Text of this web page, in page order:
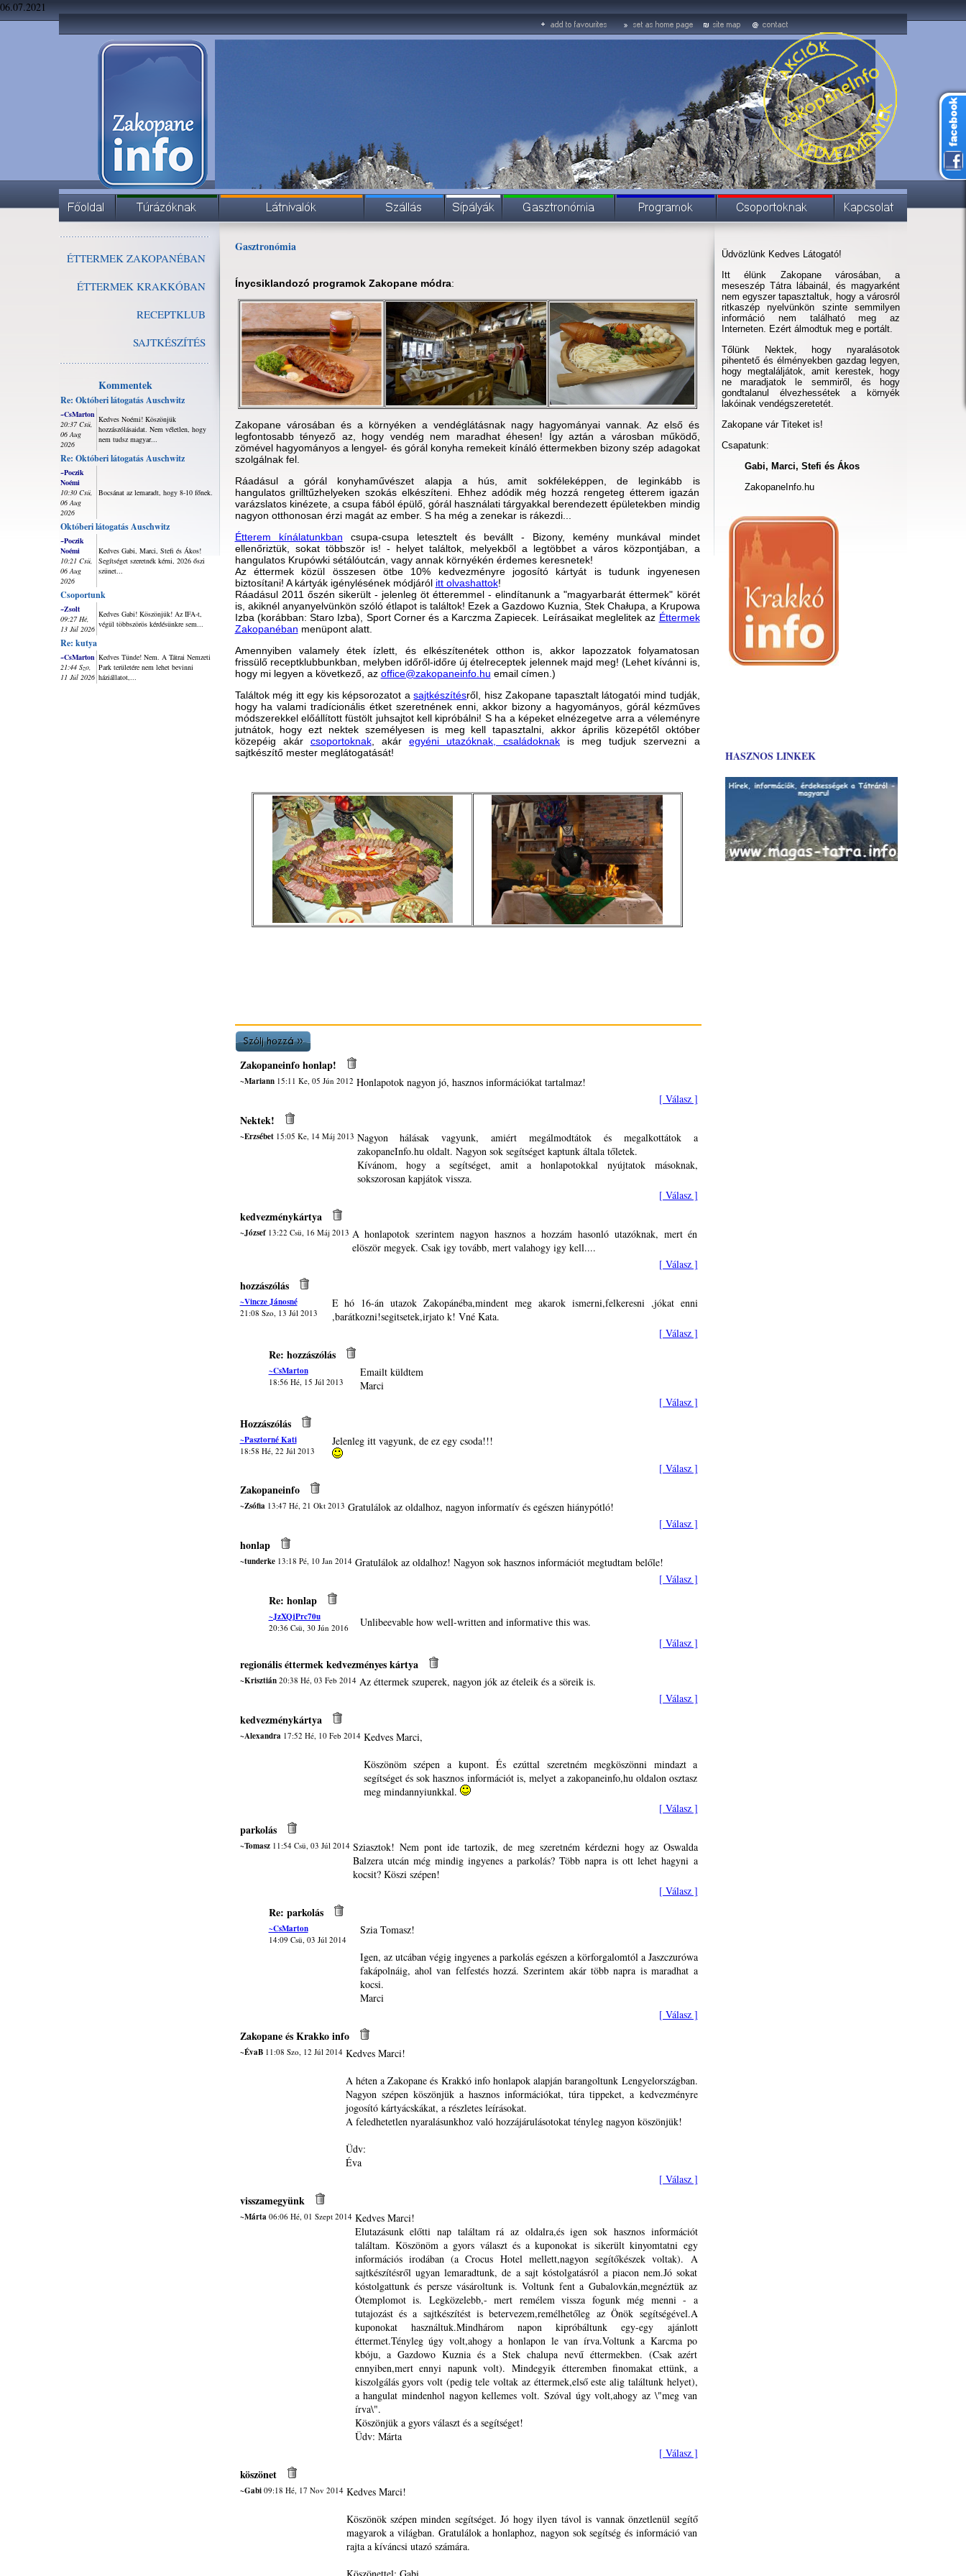
06.07.2021
ÉTTERMEK ZAKOPANÉBAN
ÉTTERMEK KRAKKÓBAN
RECEPTKLUB
SAJTKÉSZÍTÉS
Kommentek
Re: Októberi látogatás Auschwitz
~CsMarton
20:37 Csü,
06 Aug
2026
Kedves Noémi! Köszönjük
hozzászólásaidat. Nem véletlen, hogy
nem tudsz magyar...
Re: Októberi látogatás Auschwitz
~Poczik
Noémi
10:30 Csü,
06 Aug
2026
Bocsánat az lemaradt, hogy 8-10 főnek.
Októberi látogatás Auschwitz
~Poczik
Noémi
10:21 Csü,
06 Aug
2026
Kedves Gabi, Marci, Stefi és Ákos!
Segítséget szeretnék kérni, 2026 őszi
szünet...
Csoportunk
~Zsolt
09:27 Hé,
13 Júl 2026
Kedves Gabi! Köszönjük! Az IFA-t,
végül többszörös kérdésünkre sem...
Re: kutya
~CsMarton
21:44 Szo,
11 Júl 2026
Kedves Tünde! Nem. A Tátrai Nemzeti
Park területére nem lehet bevinni
háziállatot,...
Gasztronómia
Ínycsiklandozó programok Zakopane módra:
Zakopane városában és a környéken a vendéglátásnak nagy hagyományai vannak. Az első és
legfontosabb tényező az, hogy vendég nem maradhat éhesen! Így aztán a városban működő,
zömével hagyományos a lengyel- és górál konyha remekeit kínáló éttermekben bizony szép adagokat
szolgálnak fel.
Ráadásul a górál konyhaművészet alapja a hús, amit sokféleképpen, de leginkább is
hangulatos grilltűzhelyeken szokás elkészíteni. Ehhez adódik még hozzá rengeteg étterem igazán
varázslatos kinézete, a csupa fából épülő, górál használati tárgyakkal berendezett épületekben mindig
nagyon otthonosan érzi magát az ember. S ha még a zenekar is rákezdi...
Étterem kínálatunkban csupa-csupa letesztelt és bevállt - Bizony, kemény munkával mindet
ellenőriztük, sokat többször is! - helyet találtok, melyekből a legtöbbet a város központjában, a
hangulatos Krupówki sétálóutcán, vagy annak környékén érdemes keresnetek!
Az éttermek közül összesen ötbe 10% kedvezményre jogosító kártyát is tudunk ingyenesen
biztosítani! A kártyák igénylésének módjáról itt olvashattok!
Ráadásul 2011 őszén sikerült - jelenleg öt étteremmel - elindítanunk a "magyarbarát éttermek" körét
is, akiknél anyanyelvünkön szóló étlapot is találtok! Ezek a Gazdowo Kuznia, Stek Chałupa, a Krupowa
Izba (korábban: Staro Izba), Sport Corner és a Karczma Zapiecek. Leírásaikat meglelitek az Éttermek
Zakopanéban menüpont alatt.
Amennyiben valamely étek ízlett, és elkészítenétek otthon is, akkor lapozzatok folyamatosan
frissülő receptklubbunkban, melyben időről-időre új ételreceptek jelennek majd meg! (Lehet kívánni is,
hogy mi legyen a következő, az office@zakopaneinfo.hu email címen.)
Találtok még itt egy kis képsorozatot asajtkészítésről, hisz Zakopane tapasztalt látogatói mind tudják,
hogy ha valami tradícionális étket szeretnének enni, akkor bizony a hagyományos, górál kézműves
módszerekkel előállított füstölt juhsajtot kell kipróbálni! S ha a képeket elnézegetve arra a véleményre
jutnátok, hogy ezt nektek személyesen is meg kell tapasztalni, akkor április közepétől október
közepéig akár csoportoknak, akár egyéni utazóknak, családoknak is meg tudjuk szervezni a
sajtkészítő mester meglátogatását!
Zakopaneinfo honlap!
~Mariann15:11 Ke, 05 Jún 2012 Honlapotok nagyon jó, hasznos információkat tartalmaz!
[ Válasz ]
Nektek!
~Erzsébet15:05 Ke, 14 Máj 2013 Nagyon hálásak vagyunk, amiért megálmodtátok és megalkottátok a
zakopaneInfo.hu oldalt. Nagyon sok segítséget kaptunk általa tőletek.
Kívánom, hogy a segítséget, amit a honlapotokkal nyújtatok másoknak,
sokszorosan kapjátok vissza.
[ Válasz ]
kedvezménykártya
~József13:22 Csü, 16 Máj 2013 A honlapotok szerintem nagyon hasznos a hozzám hasonló utazóknak, mert én
elöször megyek. Csak igy tovább, mert valahogy igy kell....
[ Válasz ]
hozzászólás
~Vincze Jánosné
21:08 Szo, 13 Júl 2013
E hó 16-án utazok Zakopánéba,mindent meg akarok ismerni,felkeresni ,jókat enni
,barátkozni!segitsetek,irjato k! Vné Kata.
[ Válasz ]
Re: hozzászólás
~CsMarton
18:56 Hé, 15 Júl 2013
Emailt küldtem
Marci
[ Válasz ]
Hozzászólás
~Pasztorné Kati
18:58 Hé, 22 Júl 2013
Jelenleg itt vagyunk, de ez egy csoda!!!
[ Válasz ]
Zakopaneinfo
~Zsófia13:47 Hé, 21 Okt 2013 Gratulálok az oldalhoz, nagyon informatív és egészen hiánypótló!
[ Válasz ]
honlap
~tunderke13:18 Pé, 10 Jan 2014 Gratulálok az oldalhoz! Nagyon sok hasznos információt megtudtam belőle!
[ Válasz ]
Re: honlap
~JzXQjPrc70u
20:36 Csü, 30 Jún 2016
Unlibeevable how well-written and informative this was.
[ Válasz ]
regionális éttermek kedvezményes kártya
~Krisztián20:38 Hé, 03 Feb 2014 Az éttermek szuperek, nagyon jók az ételeik és a söreik is.
[ Válasz ]
kedvezménykártya
~Alexandra17:52 Hé, 10 Feb 2014 Kedves Marci,
Köszönöm szépen a kupont. És ezúttal szeretném megköszönni mindazt a
segítséget és sok hasznos információt is, melyet a zakopaneinfo,hu oldalon osztasz
meg mindannyiunkkal.
[ Válasz ]
parkolás
~Tomasz11:54 Csü, 03 Júl 2014 Sziasztok! Nem pont ide tartozik, de meg szeretném kérdezni hogy az Oswalda
Balzera utcán még mindig ingyenes a parkolás? Több napra is ott lehet hagyni a
kocsit? Köszi szépen!
[ Válasz ]
Re: parkolás
~CsMarton
14:09 Csü, 03 Júl 2014
Szia Tomasz!
Igen, az utcában végig ingyenes a parkolás egészen a körforgalomtól a Jaszczurówa
fakápolnáig, ahol van felfestés hozzá. Szerintem akár több napra is maradhat a
kocsi.
Marci
[ Válasz ]
Zakopane és Krakko info
~ÉvaB11:08 Szo, 12 Júl 2014 Kedves Marci!
A héten a Zakopane és Krakkó info honlapok alapján barangoltunk Lengyelországban.
Nagyon szépen köszönjük a hasznos információkat, túra tippeket, a kedvezményre
jogosító kártyácskákat, a részletes leírásokat.
A feledhetetlen nyaralásunkhoz való hozzájárulásotokat tényleg nagyon köszönjük!
Üdv:
Éva
[ Válasz ]
visszamegyünk
~Márta06:06 Hé, 01 Szept 2014 Kedves Marci!
Elutazásunk előtti nap találtam rá az oldalra,és igen sok hasznos információt
találtam. Köszönöm a gyors választ és a kuponokat is sikerült kinyomtatni egy
információs irodában (a Crocus Hotel mellett,nagyon segítőkészek voltak). A
sajtkészítésről ugyan lemaradtunk, de a sajt kóstolgatásról a piacon nem.Jó sokat
kóstolgattunk és persze vásároltunk is. Voltunk fent a Gubalovkán,megnéztük az
Ótemplomot is. Legközelebb,- mert remélem vissza fogunk még menni - a
tutajozást és a sajtkészítést is betervezem,remélhetőleg az Önök segítségével.A
kuponokat használtuk.Mindhárom napon kipróbáltunk egy-egy ajánlott
éttermet.Tényleg úgy volt,ahogy a honlapon le van írva.Voltunk a Karcma po
kbóju, a Gazdowo Kuznia és a Stek chalupa nevű éttermekben. (Csak azért
ennyiben,mert ennyi napunk volt). Mindegyik étteremben finomakat ettünk, a
kiszolgálás gyors volt (pedig tele voltak az éttermek,első este alig találtunk helyet),
a hangulat mindenhol nagyon kellemes volt. Szóval úgy volt,ahogy az \"meg van
írva\".
Köszönjük a gyors választ és a segítséget!
Üdv: Márta
[ Válasz ]
köszönet
~Gabi09:18 Hé, 17 Nov 2014 Kedves Marci!
Köszönök szépen minden segítséget. Jó hogy ilyen távol is vannak önzetlenül segítő
magyarok a világban. Gratulálok a honlaphoz, nagyon sok segítség és információ van
rajta a kíváncsi utazó számára.
Üdvözlünk Kedves Látogató!
Itt élünk Zakopane városában, a
meseszép Tátra lábainál, és magyarként
nem egyszer tapasztaltuk, hogy a városról
ritkaszép nyelvünkön szinte semmilyen
információ nem található meg az
Interneten. Ezért álmodtuk meg e portált.
Tőlünk Nektek, hogy nyaralásotok
pihentető és élményekben gazdag legyen,
hogy megtaláljátok, amit kerestek, hogy
ne maradjatok le semmiről, és hogy
gondtalanul élvezhessétek a környék
lakóinak vendégszeretetét.
Zakopane vár Titeket is!
Csapatunk:
Gabi, Marci, Stefi és Ákos
ZakopaneInfo.hu
HASZNOS LINKEK